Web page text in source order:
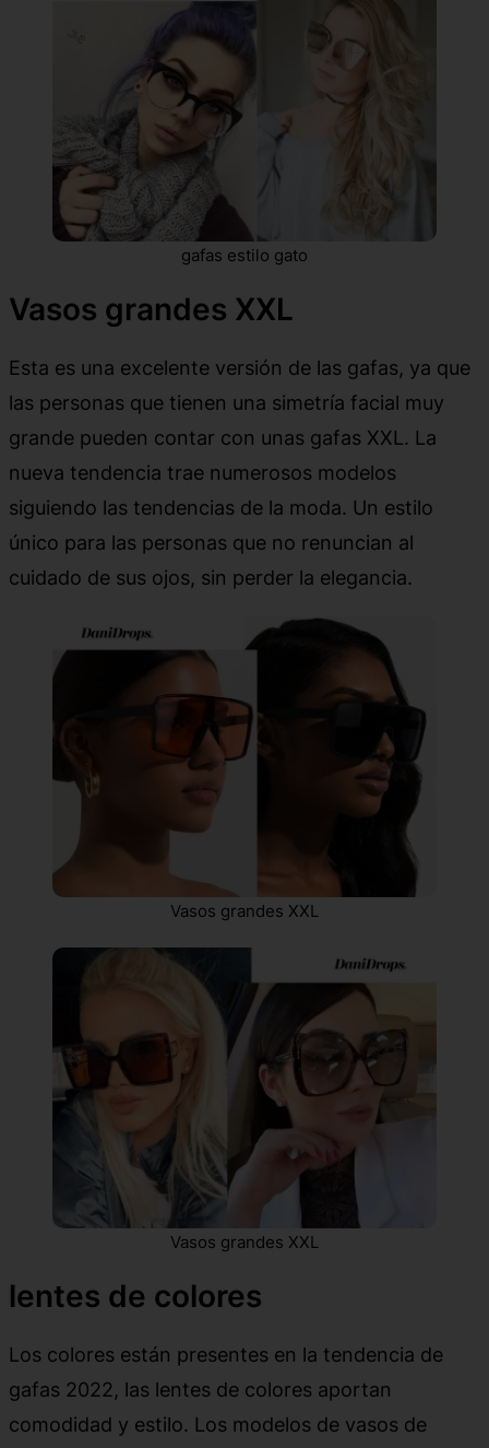
gafas estilo gato
Vasos grandes XXL
Esta es una excelente versión de las gafas, ya que
las personas que tienen una simetría facial muy
grande pueden contar con unas gafas XXL. La
nueva tendencia trae numerosos modelos
siguiendo las tendencias de la moda. Un estilo
único para las personas que no renuncian al
cuidado de sus ojos, sin perder la elegancia.
Vasos grandes XXL
Vasos grandes XXL
lentes de colores
Los colores están presentes en la tendencia de
gafas 2022, las lentes de colores aportan
comodidad y estilo. Los modelos de vasos de